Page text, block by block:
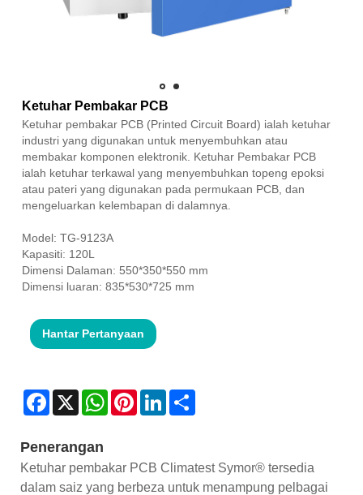
Ketuhar Pembakar PCB
Ketuhar pembakar PCB (Printed Circuit Board) ialah ketuhar
industri yang digunakan untuk menyembuhkan atau
membakar komponen elektronik. Ketuhar Pembakar PCB
ialah ketuhar terkawal yang menyembuhkan topeng epoksi
atau pateri yang digunakan pada permukaan PCB, dan
mengeluarkan kelembapan di dalamnya.
Model: TG-9123A
Kapasiti: 120L
Dimensi Dalaman: 550*350*550 mm
Dimensi luaran: 835*530*725 mm
Hantar Pertanyaan
Facebook
X WhatsAppPinterestLinkedIn
Penerangan
Ketuhar pembakar PCB Climatest Symor® tersedia
dalam saiz yang berbeza untuk menampung pelbagai